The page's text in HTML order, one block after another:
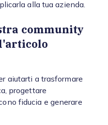
alla tua azienda.
community
aiutarti a trasformare
progettare
fiducia e generare